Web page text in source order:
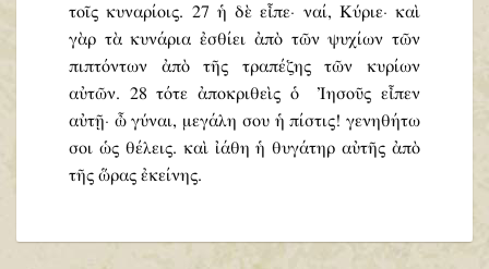
τοῖς κυναρίοις. 27 ἡ δὲ εἶπε· ναί, Κύριε· καὶ
γὰρ τὰ κυνάρια ἐσθίει ἀπὸ τῶν ψυχίων τῶν
πιπτόντων ἀπὸ τῆς τραπέζης τῶν κυρίων
αὐτῶν. 28 τότε ἀποκριθεὶς ὁ Ἰησοῦς εἶπεν
αὐτῇ· ὦ γύναι, μεγάλη σου ἡ πίστις! γενηθήτω
σοι ὡς θέλεις. καὶ ἰάθη ἡ θυγάτηρ αὐτῆς ἀπὸ
τῆς ὥρας ἐκείνης.